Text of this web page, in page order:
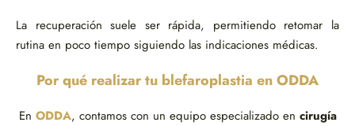
La recuperación suele ser rápida, permitiendo retomar la
rutina en poco tiempo siguiendo las indicaciones médicas.
Por qué realizar tu blefaroplastia en ODDA
En ODDA, contamos con un equipo especializado en cirugía